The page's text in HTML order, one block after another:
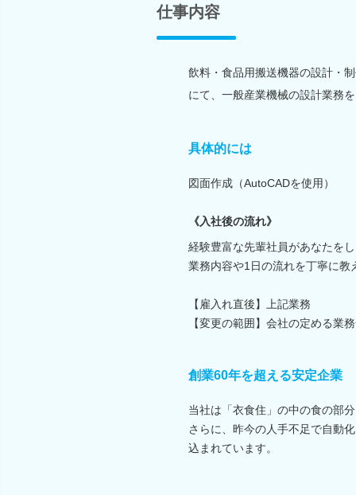
仕事内容
飲料・食品用搬送機器の設計・
にて、一般産業機械の設計業務
具体的には
図面作成（AutoCADを使用）
《入社後の流れ》
経験豊富な先輩社員があなたを
業務内容や1日の流れを丁寧に教
【雇入れ直後】上記業務
【変更の範囲】会社の定める業
創業60年を超える安定企業
当社は「衣食住」の中の食の部
さらに、昨今の人手不足で自動
込まれています。